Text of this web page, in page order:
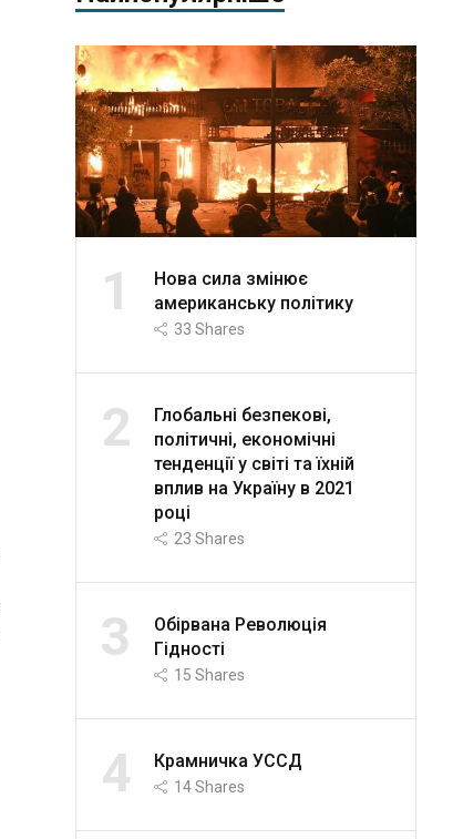
1
Нова сила змінює
американську політику
33 Shares
2
Глобальні безпекові,
політичні, економічні
тенденції у світі та їхній
вплив на Україну в 2021
році
23 Shares
3
Обірвана Революція
Гідності
15 Shares
4 Крамничка УССД
14Shares